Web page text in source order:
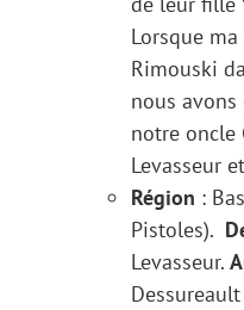
Lorsque
Rimouski
nous
notre oncle
Levasseur
Région :
Pistoles).
Levasseur.
Dessureault